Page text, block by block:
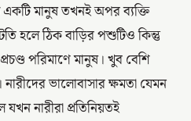
মানুষ তখনই অপর ব্যক্তি
হলে ঠিক বাড়ির পশুটিও কিন্তু
পরিমাণে মানুষ। খুব বেশি
ভালোবাসার ক্ষমতা যেমন
নারীরা প্রতিনিয়তই